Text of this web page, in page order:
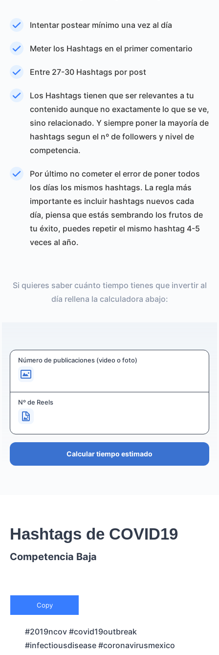
Intentar postear mínimo una vez al día
Meter los Hashtags en el primer comentario
Entre 27-30 Hashtags por post
Los Hashtags tienen que ser relevantes a tu
contenido aunque no exactamente lo que se ve,
sino relacionado. Y siempre poner la mayoría de
hashtags segun el nº de followers y nivel de
competencia.
Por último no cometer el error de poner todos
los días los mismos hashtags. La regla más
importante es incluir hashtags nuevos cada
día, piensa que estás sembrando los frutos de
tu éxito, puedes repetir el mismo hashtag 4-5
veces al año.
Si quieres saber cuánto tiempo tienes que invertir al
día rellena la calculadora abajo:
Número de publicaciones (video o foto)
Nº de Reels
Calcular tiempo estimado
Hashtags de COVID19
Competencia Baja
Copy
#2019ncov #covid19outbreak
#infectiousdisease #coronavirusmexico